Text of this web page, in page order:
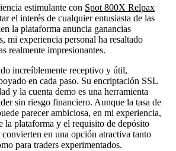
estimulante con Spot 800X Relpax
el interés de cualquier entusiasta de las
la plataforma anuncia ganancias
mi experiencia personal ha resaltado
realmente impresionantes.
increíblemente receptivo y útil,
en cada paso. Su encriptación SSL
y la cuenta demo es una herramienta
sin riesgo financiero. Aunque la tasa de
parecer ambiciosa, en mi experiencia,
la plataforma y el requisito de depósito
en una opción atractiva tanto
para traders experimentados.